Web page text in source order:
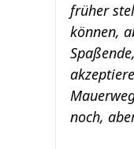
früher
können,
noch,